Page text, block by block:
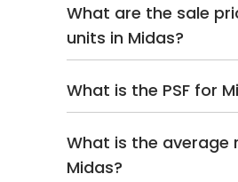
What are the sale
units in Midas?
What is the PSF for
What is the average
Midas?